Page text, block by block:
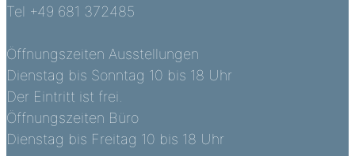
Tel +49 681 372485
Öffnungszeiten Ausstellungen
Dienstag bis Sonntag 10 bis 18 Uhr
Der Eintritt ist frei.
Öffnungszeiten Büro
Dienstag bis Freitag 10 bis 18 Uhr